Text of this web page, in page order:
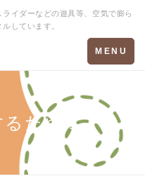
イダーなどの遊具等、空気で膨ら
しています。
Toggle
navigation
MENU
るために